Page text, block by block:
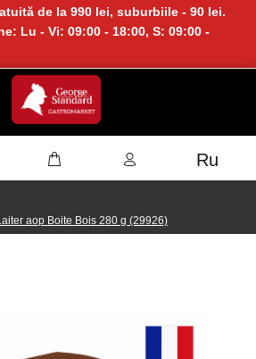
de la 990 lei, suburbiile - 90 lei.
Lu - Vi: 09:00 - 18:00, S: 09:00 -
Ru
aop Boite Bois 280 g (29926)